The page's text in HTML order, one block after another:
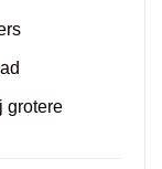
grotere